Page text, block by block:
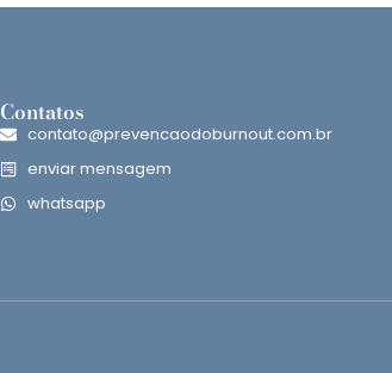
Contatos
contato@prevencaodoburnout.com.br
enviar mensagem
whatsapp